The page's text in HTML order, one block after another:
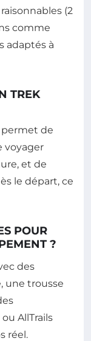
(2
comme
adaptés à
TREK
permet de
voyager
et de
le départ, ce
POUR
?
des
une trousse
AllTrails
réel.